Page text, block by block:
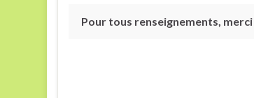
Pour tous renseignements,